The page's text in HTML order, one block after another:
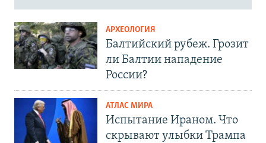
АРХЕОЛОГИЯ
Балтийский рубеж. Грозит
ли Балтии нападение
России?
АТЛАС МИРА
Испытание Ираном. Что
скрывают улыбки Трампа